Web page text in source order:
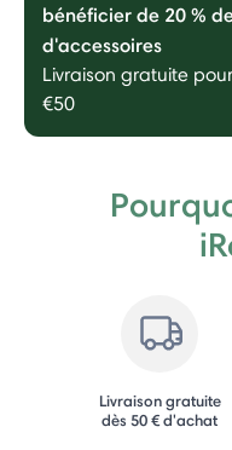
bénéficier de 20 %
d'accessoires
Livraison gratuite
€50
Livraison gratuite
dès 50 € d'achat